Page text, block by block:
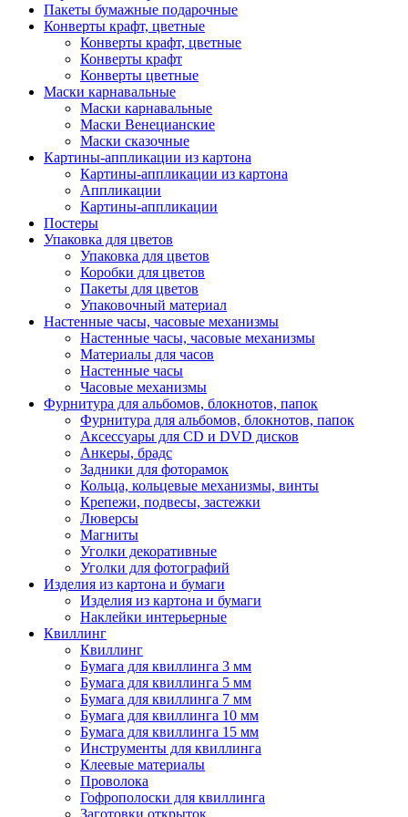
Пакеты бумажные подарочные
Конверты крафт, цветные
Конверты крафт, цветные
Конверты крафт
Конверты цветные
Маски карнавальные
Маски карнавальные
Маски Венецианские
Маски сказочные
Картины-аппликации из картона
Картины-аппликации из картона
Аппликации
Картины-аппликации
Постеры
Упаковка для цветов
Упаковка для цветов
Коробки для цветов
Пакеты для цветов
Упаковочный материал
Настенные часы, часовые механизмы
Настенные часы, часовые механизмы
Материалы для часов
Настенные часы
Часовые механизмы
Фурнитура для альбомов, блокнотов, папок
Фурнитура для альбомов, блокнотов, папок
Аксессуары для CD и DVD дисков
Анкеры, брадс
Задники для фоторамок
Кольца, кольцевые механизмы, винты
Крепежи, подвесы, застежки
Люверсы
Магниты
Уголки декоративные
Уголки для фотографий
Изделия из картона и бумаги
Изделия из картона и бумаги
Наклейки интерьерные
Квиллинг
Квиллинг
Бумага для квиллинга 3 мм
Бумага для квиллинга 5 мм
Бумага для квиллинга 7 мм
Бумага для квиллинга 10 мм
Бумага для квиллинга 15 мм
Инструменты для квиллинга
Клеевые материалы
Проволока
Гофрополоски для квиллинга
Заготовки открыток